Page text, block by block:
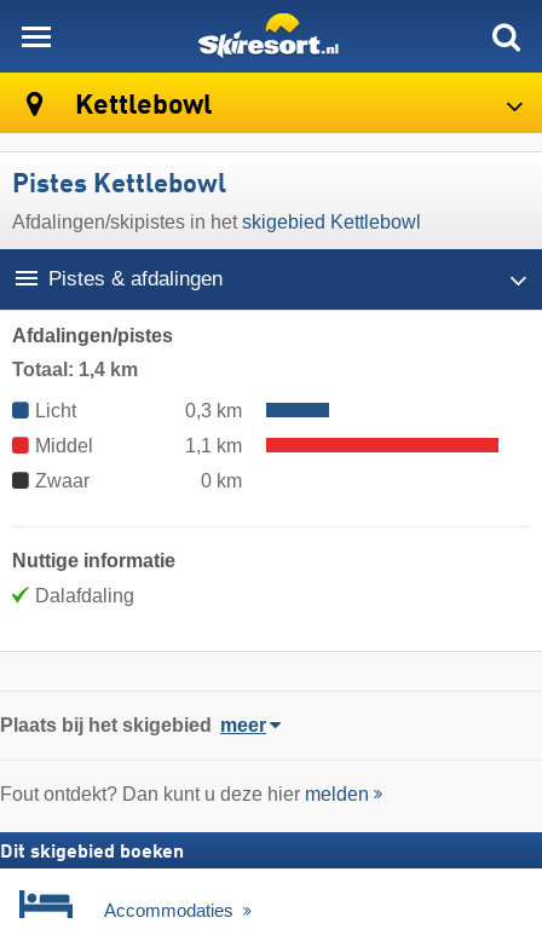
Kettlebowl
Pistes Kettlebowl
Afdalingen/​skipistes in hetskigebied Kettlebowl
Pistes & afdalingen
Afdalingen/pistes
Totaal: 1,4 km
Licht
0,3 km
Middel
1,1 km
Zwaar
0 km
Nuttige informatie
Dalafdaling
Plaats bij het skigebied meer
Fout ontdekt? Dan kunt u deze hier melden
Dit skigebied boeken
Accommodaties